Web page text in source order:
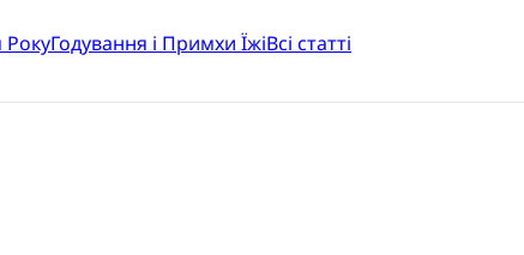
РокуГодування і Примхи ЇжіВсі статті